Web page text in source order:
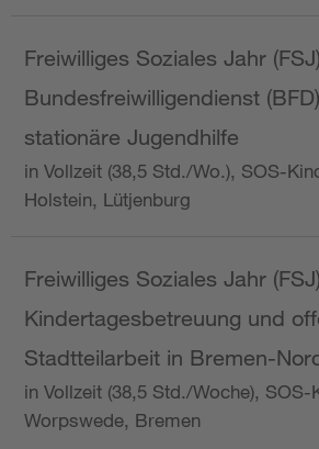
Freiwilliges Soziales Jahr
Bundesfreiwilligendienst
stationäre Jugendhilfe
in Vollzeit (38,5 Std./Wo.), SOS-
Holstein, Lütjenburg
Freiwilliges Soziales Jahr
Kindertagesbetreuung und
Stadtteilarbeit in Bremen-
in Vollzeit (38,5 Std./Woche),
Worpswede, Bremen